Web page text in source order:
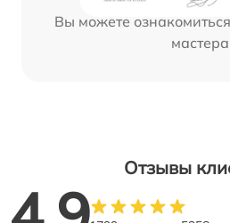
Вы можете
мастера
Отзывы